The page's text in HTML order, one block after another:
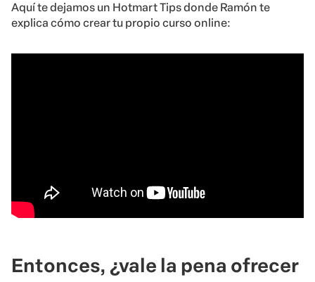
Aquí te dejamos un Hotmart Tips donde Ramón te
explica cómo crear tu propio curso online:
Entonces, ¿vale la pena ofrecer